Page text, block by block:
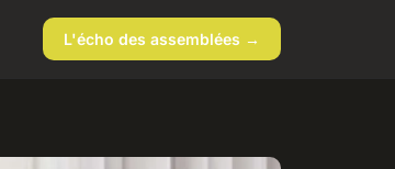
L'écho des assemblées →